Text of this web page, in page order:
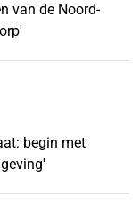
van de Noord-
begin met